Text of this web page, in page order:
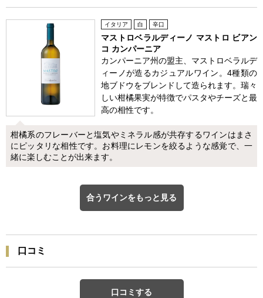
イタリア 白 辛口
マストロベラルディーノ マストロ ビアン
コ カンパーニア
カンパーニア州の盟主、マストロベラルデ
ィーノが造るカジュアルワイン。4種類の
地ブドウをブレンドして造られます。瑞々
しい柑橘果実が特徴でパスタやチーズと最
高の相性です。
柑橘系のフレーバーと塩気やミネラル感が共存するワインはまさ
にピッタリな相性です。お料理にレモンを絞るような感覚で、一
緒に楽しむことが出来ます。
合うワインをもっと見る
口コミ
口コミする